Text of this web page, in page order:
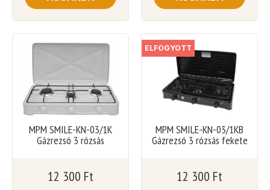
MPM SMILE-KN-03/1K
Gázrezsó 3 rózsás
12 300 Ft
ELFOGYOTT
MPM SMILE-KN-03/1KB
Gázrezsó 3 rózsás fekete
12 300 Ft